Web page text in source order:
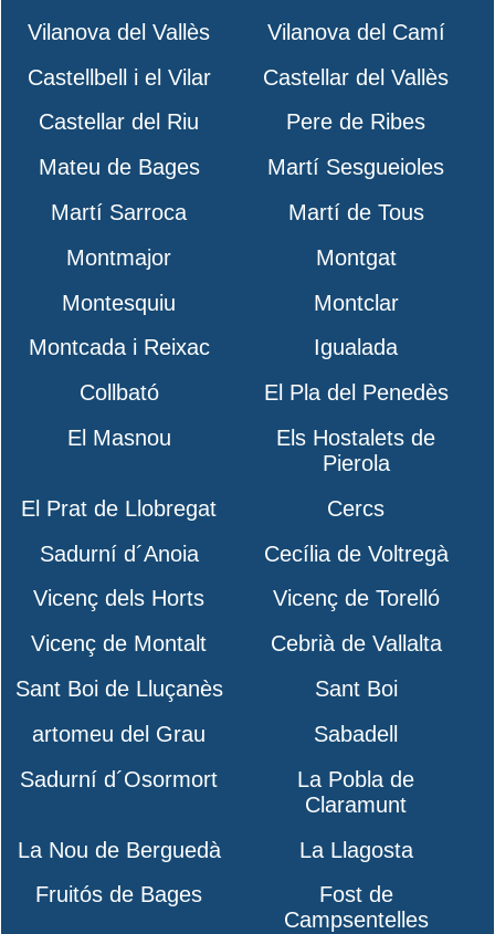
Vilanova del Vallès
Vilanova del Camí
Castellbell i el Vilar
Castellar del Vallès
Castellar del Riu
Pere de Ribes
Mateu de Bages
Martí Sesgueioles
Martí Sarroca
Martí de Tous
Montmajor
Montgat
Montesquiu
Montclar
Montcada i Reixac
Igualada
Collbató
El Pla del Penedès
El Masnou
Els Hostalets de
Pierola
El Prat de Llobregat
Cercs
Sadurní d´Anoia
Cecília de Voltregà
Vicenç dels Horts
Vicenç de Torelló
Vicenç de Montalt
Cebrià de Vallalta
Sant Boi de Lluçanès
Sant Boi
artomeu del Grau
Sabadell
Sadurní d´Osormort
La Pobla de
Claramunt
La Nou de Berguedà
La Llagosta
Fruitós de Bages
Fost de
Campsentelles